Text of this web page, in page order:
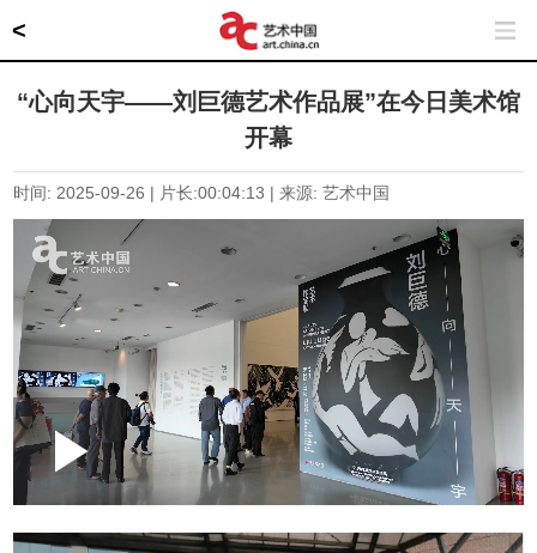
<
“心向天宇——刘巨德艺术作品展”在今日美术馆
开幕
时间: 2025-09-26 | 片长:00:04:13 | 来源: 艺术中国
Play
Video
Loaded
Picture-
in-
Picture
0:00 /